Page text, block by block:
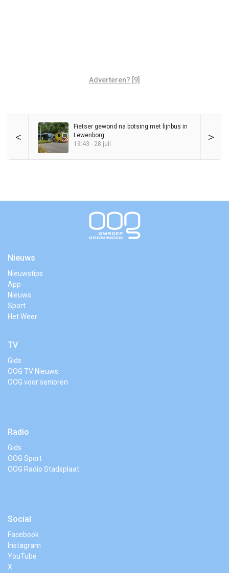
Adverteren? [9]
< >
Fietser gewond na botsing met lijnbus in
Lewenborg
19:43 - 28 juli
Nieuws
Nieuwstips
App
Nieuws
Sport
Het Weer
TV
Gids
OOG TV Nieuws
OOG voor senioren
Radio
Gids
OOG Sport
OOG Radio Stadsplaat
Social
Facebook
Instagram
YouTube
X